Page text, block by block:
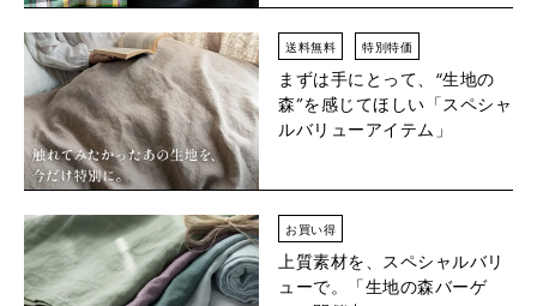
送料無料 特別特価
まずは手にとって、“生地の
森”を感じてほしい「スペシャ
ルバリューアイテム」
お買い得
上質素材を、スペシャルバリ
ューで。「生地の森バーゲ